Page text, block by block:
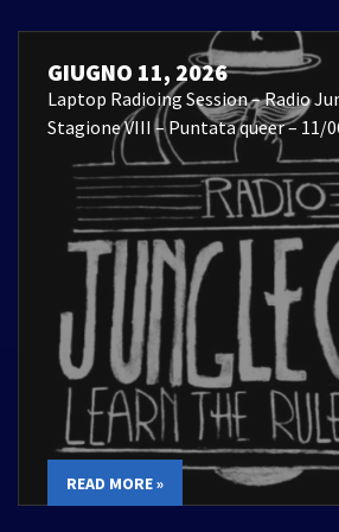
GIUGNO 11, 2026
Laptop Radioing Session – Radio
Stagione VIII – Puntata queer – 11/
READ MORE »